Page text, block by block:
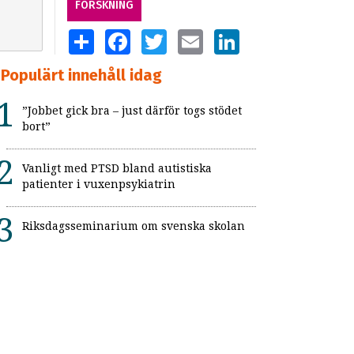
FORSKNING
SHARE FACEBOOKTWITTEREMAIL LINKEDIN
Populärt innehåll idag
”Jobbet gick bra – just därför togs stödet
bort”
Vanligt med PTSD bland autistiska
patienter i vuxenpsykiatrin
Riksdagsseminarium om svenska skolan